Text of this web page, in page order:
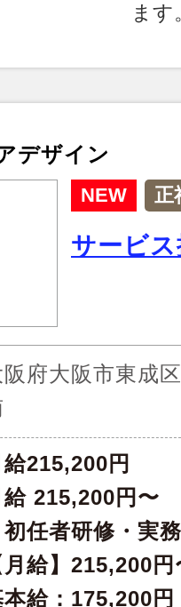
ま
デザイン
NEW 正
サービ
阪府大阪市東成
給215,200円
給 215,200円〜
初任者研修・実
月給】215,200円
給：175,200円